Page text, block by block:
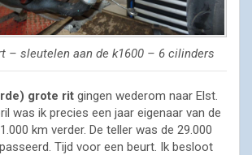
– sleutelen aan de k1600 – 6 cilinders
grote rit gingen wederom naar Elst.
was ik precies een jaar eigenaar van de
km verder. De teller was de 29.000
Tijd voor een beurt. Ik besloot